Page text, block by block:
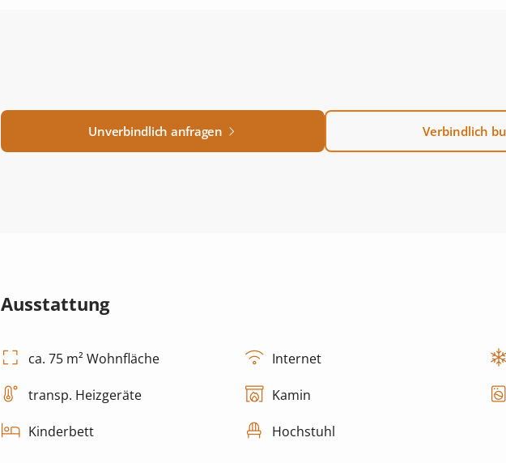
Unverbindlich anfragen Verbindlich
Ausstattung
ca. 75 m² Wohnfläche Internet
transp. Heizgeräte Kamin
Kinderbett Hochstuhl